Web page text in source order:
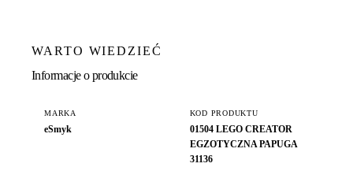
WARTO WIEDZIEĆ
Informacje o produkcie
MARKA
eSmyk
KOD PRODUKTU
01504 LEGO CREATOR
EGZOTYCZNA PAPUGA
31136